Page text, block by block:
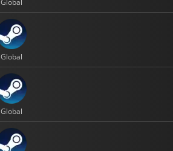
Global
Global
Global